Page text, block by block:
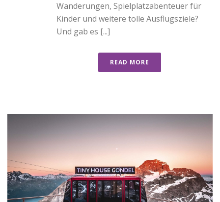
Wanderungen, Spielplatzabenteuer für
Kinder und weitere tolle Ausflugsziele?
Und gab es [...]
READ MORE